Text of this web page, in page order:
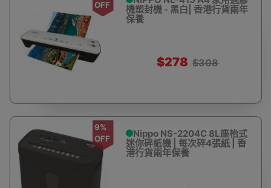
OFF
機塑封機 - 黑白| 香港行貨兩年
保養
$278 $308
9%
OFF
Nippo NS-2204C 8L座枱式
迷你碎紙機 | 每次碎4張紙 | 香
港行貨兩年保養